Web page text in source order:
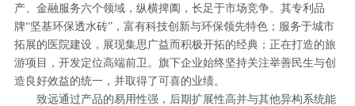
产、金融服务六个领域，纵横捭阖，长足于市场竞争。其专利品
牌“坚基环保透水砖”，富有科技创新与环保领先特色；服务于城市
拓展的医院建设，展现集思广益而积极开拓的经典；正在打造的旅
游项目，开发定位高端前卫。旗下企业始终坚持关注举善民生与创
造良好效益的统一，并取得了可喜的业绩。
致远通过产品的易用性强，后期扩展性高并与其他异构系统能